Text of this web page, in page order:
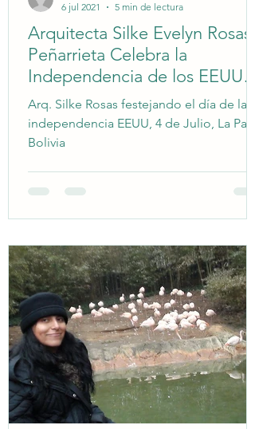
Arquitecta Silke Evelyn Rosas
Peñarrieta Celebra la
Independencia de los EEUU
en La Paz, Bolivia
Arq. Silke Rosas festejando el día de la
independencia EEUU, 4 de Julio, La Paz,
Bolivia
6 jul 2021
5 min de lectura